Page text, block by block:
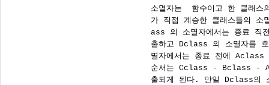
소멸자는  함수이고 한 클래스
가 직접 계승한 클래스들의 소
ass 의 소멸자에서는 종료 직
출하고 Dclass 의 소멸자를
멸자에서는 종료 전에 Aclass
순서는 Cclass - Bclass -
출되게 된다. 만일 Dclass의